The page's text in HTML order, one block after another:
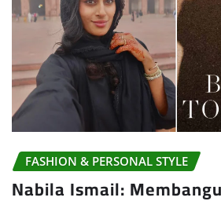
FASHION & PERSONAL STYLE
Nabila Ismail: